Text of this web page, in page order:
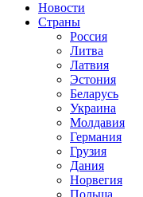
Новости
Страны
Россия
Литва
Латвия
Эстония
Беларусь
Украина
Молдавия
Германия
Грузия
Дания
Норвегия
Польша